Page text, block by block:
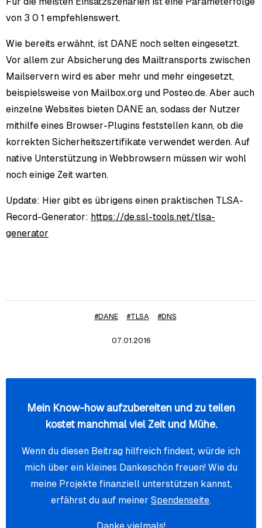
von 3 0 1 empfehlenswert.
Wie bereits erwähnt, ist DANE noch selten eingesetzt.
Vor allem zur Absicherung des Mailtransports zwischen
Mailservern wird es aber mehr und mehr eingesetzt,
beispielsweise von Mailbox.org und Posteo.de. Aber auch
einzelne Websites bieten DANE an, sodass der Nutzer
mithilfe eines Browser-Plugins feststellen kann, ob die
korrekten Sicherheitszertifikate verwendet werden. Auf
native Unterstützung in Webbrowsern müssen wir wohl
noch einige Zeit warten.
Update: Hier gibt es übrigens einen praktischen TLSA-
Record-Generator: https://de.ssl-tools.net/tlsa-
generator
#DANE #TLSA #DNS
07.01.2016
Mein Know-how aufzubereiten und zu teilen
kostet manchmal viel Zeit und Mühe.
Wenn du diesen Beitrag hilfreich findest, würde ich
mich über ein kleines Dankeschön freuen! Wie du
meine Projekte finanziell unterstützen kannst,
erfährst du auf meiner Spendenseite.